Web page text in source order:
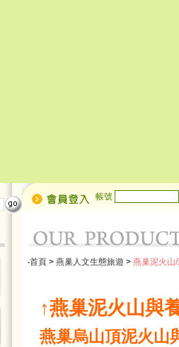
帳號
‧首頁> 燕巢人文生態旅遊> 燕巢泥火山
↑燕巢泥火山與
燕巢烏山頂泥火山